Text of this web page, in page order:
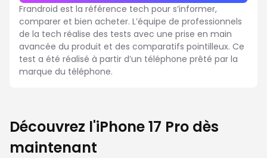
Frandroid est la référence tech pour s’informer,
comparer et bien acheter. L’équipe de professionnels
de la tech réalise des tests avec une prise en main
avancée du produit et des comparatifs pointilleux. Ce
test a été réalisé à partir d’un téléphone prêté par la
marque du téléphone.
Découvrez l'iPhone 17 Pro dès
maintenant